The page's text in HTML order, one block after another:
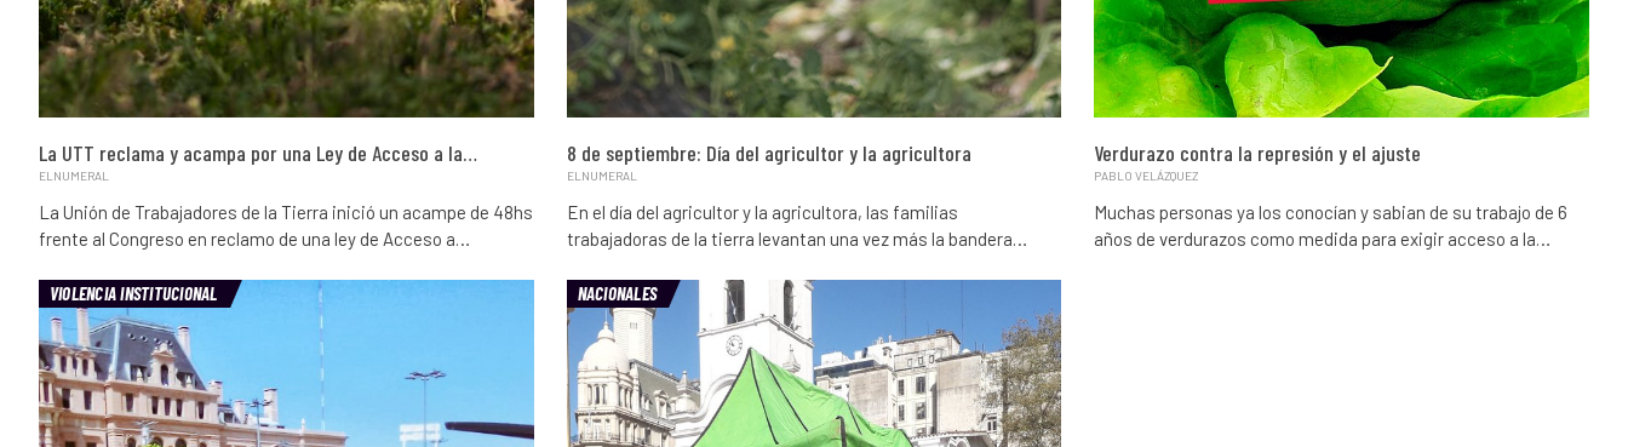
La UTT reclama y acampa por una Ley de Acceso a la…
ELNUMERAL
La Unión de Trabajadores de la Tierra inició un acampe de 48hs
frente al Congreso en reclamo de una ley de Acceso a…
8 de septiembre: Día del agricultor y la agricultora
ELNUMERAL
En el día del agricultor y la agricultora, las familias
trabajadoras de la tierra levantan una vez más la bandera…
Verdurazo contra la represión y el ajuste
PABLO VELÁZQUEZ
Muchas personas ya los conocían y sabian de su trabajo de 6
años de verdurazos como medida para exigir acceso a la…
VIOLENCIA INSTITUCIONAL NACIONALES